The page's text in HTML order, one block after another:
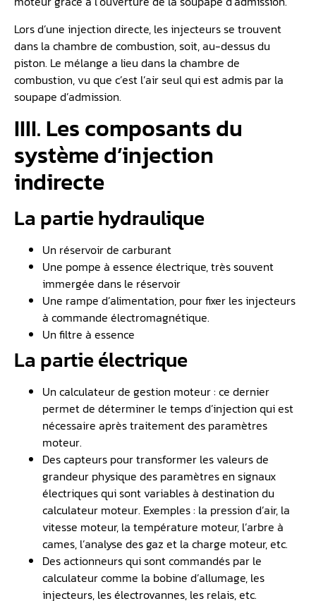
Lors d’une injection directe, les injecteurs se trouvent
dans la chambre de combustion, soit, au-dessus du
piston. Le mélange a lieu dans la chambre de
combustion, vu que c’est l’air seul qui est admis par la
soupape d’admission.
IIII. Les composants du
système d’injection
indirecte
La partie hydraulique
Un réservoir de carburant
Une pompe à essence électrique, très souvent
immergée dans le réservoir
Une rampe d’alimentation, pour fixer les injecteurs
à commande électromagnétique.
Un filtre à essence
La partie électrique
Un calculateur de gestion moteur : ce dernier
permet de déterminer le temps d’injection qui est
nécessaire après traitement des paramètres
moteur.
Des capteurs pour transformer les valeurs de
grandeur physique des paramètres en signaux
électriques qui sont variables à destination du
calculateur moteur. Exemples : la pression d’air, la
vitesse moteur, la température moteur, l’arbre à
cames, l’analyse des gaz et la charge moteur, etc.
Des actionneurs qui sont commandés par le
calculateur comme la bobine d’allumage, les
injecteurs, les électrovannes, les relais, etc.